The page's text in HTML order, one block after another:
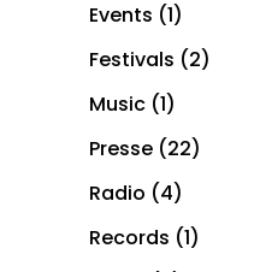
Events (1)
Festivals (2)
Music (1)
Presse (22)
Radio (4)
Records (1)